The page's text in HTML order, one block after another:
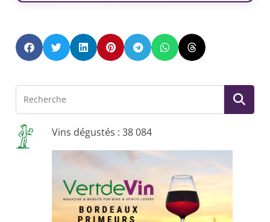
Vins dégustés : 38 084